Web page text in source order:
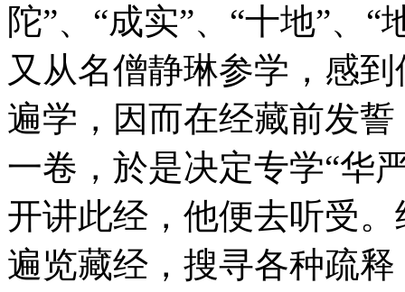
陀”、“成实”、“十地”、
又从名僧静琳参学，感
遍学，因而在经藏前发
一卷，於是决定专学“华
开讲此经，他便去听受
遍览藏经，搜寻各种疏